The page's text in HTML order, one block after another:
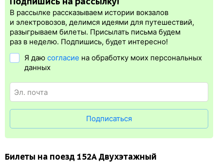
регистрация.
Электронная регистрацияпроизводитсясразупосле оплаты
билета.Электронная регистрация— это опция, которая
упрощает жизнь пассажиру. Её плюс в том, что не нужно ехать
регистрация доступна почти для всех заказов,исключение
составляют поезда
в электронном жд билете. А в случае отсутствия электронной
В рассылке рассказываем истории вокзалов
и электровозов, делимся идеями для путешествий,
разыгрываем билеты. Присылать письма будем
раз в неделю. Подпишись, будет интересно!
Я даю согласие на обработку моих персональных
данных
Подписаться
Билеты на поезд 152А Двухэтажный